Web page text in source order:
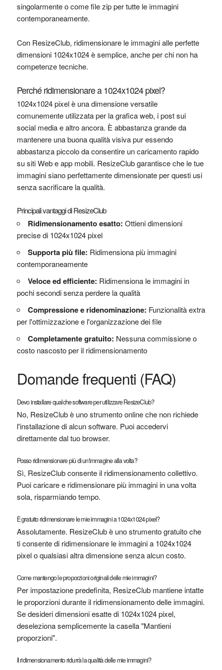
singolarmente o come file zip per tutte le immagini
contemporaneamente.
Con ResizeClub, ridimensionare le immagini alle perfette
dimensioni 1024x1024 è semplice, anche per chi non ha
competenze tecniche.
Perché ridimensionare a 1024x1024 pixel?
1024x1024 pixel è una dimensione versatile
comunemente utilizzata per la grafica web, i post sui
social media e altro ancora. È abbastanza grande da
mantenere una buona qualità visiva pur essendo
abbastanza piccolo da consentire un caricamento rapido
su siti Web e app mobili. ResizeClub garantisce che le tue
immagini siano perfettamente dimensionate per questi usi
senza sacrificare la qualità.
Principali vantaggi di ResizeClub
Ridimensionamento esatto: Ottieni dimensioni
precise di 1024x1024 pixel
Supporta più file: Ridimensiona più immagini
contemporaneamente
Veloce ed efficiente: Ridimensiona le immagini in
pochi secondi senza perdere la qualità
Compressione e ridenominazione: Funzionalità extra
per l'ottimizzazione e l'organizzazione dei file
Completamente gratuito: Nessuna commissione o
costo nascosto per il ridimensionamento
Domande frequenti (FAQ)
Devo installare qualche software per utilizzare ResizeClub?
No, ResizeClub è uno strumento online che non richiede
l'installazione di alcun software. Puoi accedervi
direttamente dal tuo browser.
Posso ridimensionare più di un'immagine alla volta?
Sì, ResizeClub consente il ridimensionamento collettivo.
Puoi caricare e ridimensionare più immagini in una volta
sola, risparmiando tempo.
È gratuito ridimensionare le mie immagini a 1024x1024 pixel?
Assolutamente. ResizeClub è uno strumento gratuito che
ti consente di ridimensionare le immagini a 1024x1024
pixel o qualsiasi altra dimensione senza alcun costo.
Come mantengo le proporzioni originali delle mie immagini?
Per impostazione predefinita, ResizeClub mantiene intatte
le proporzioni durante il ridimensionamento delle immagini.
Se desideri dimensioni esatte di 1024x1024 pixel,
deseleziona semplicemente la casella "Mantieni
proporzioni".
Il ridimensionamento ridurrà la qualità delle mie immagini?